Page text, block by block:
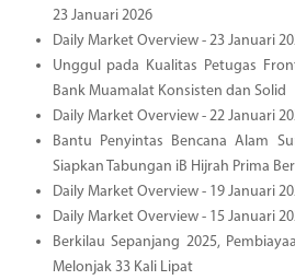
23 Januari 2026
Daily Market Overview - 23 Januari
Unggul pada Kualitas Petugas
Bank Muamalat Konsisten dan Solid
Daily Market Overview - 22 Januari
Bantu Penyintas Bencana Alam
Siapkan Tabungan iB Hijrah Prima
Daily Market Overview - 19 Januari
Daily Market Overview - 15 Januari
Berkilau Sepanjang 2025,
Melonjak 33 Kali Lipat